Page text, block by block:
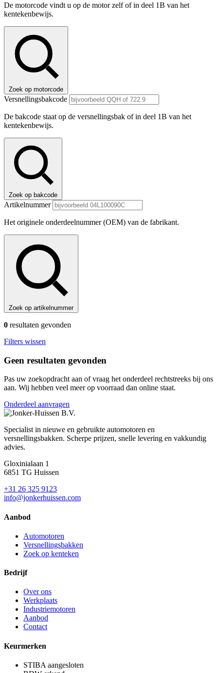
De motorcode vindt u op de motor zelf of in deel 1B van het
kentekenbewijs.
Zoek op motorcode
Versnellingsbakcode
De bakcode staat op de versnellingsbak of in deel 1B van het
kentekenbewijs.
Zoek op bakcode
Artikelnummer
Het originele onderdeelnummer (OEM) van de fabrikant.
Zoek op artikelnummer
0 resultaten gevonden
Filters wissen
Geen resultaten gevonden
Pas uw zoekopdracht aan of vraag het onderdeel rechtstreeks bij ons
aan. Wij hebben veel meer op voorraad dan online staat.
Onderdeel aanvragen
Specialist in nieuwe en gebruikte automotoren en
versnellingsbakken. Scherpe prijzen, snelle levering en vakkundig
advies.
Gloxinialaan 1
6851 TG Huissen
+31 26 325 9123
info@jonkerhuissen.com
Aanbod
Automotoren
Versnellingsbakken
Zoek op kenteken
Bedrijf
Over ons
Werkplaats
Industriemotoren
Aanbod
Contact
Keurmerken
STIBA aangesloten